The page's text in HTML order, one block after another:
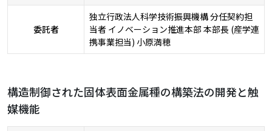
委託者
独立行政法人科学技術振興機構 分任契約担
当者 イノベーション推進本部 本部長 (産学連
携事業担当) 小原満穂
構造制御された固体表面金属種の構築法の開発と触
媒機能